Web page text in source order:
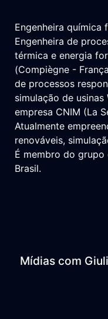
Engenheira química
Engenheira de
térmica e energia
(Compiègne -
de processos
simulação de
empresa CNIM (La
Atualmente
renováveis,
É membro do
Brasil.
Mídias com